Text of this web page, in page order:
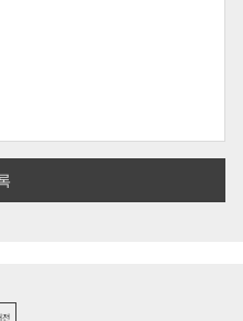
전